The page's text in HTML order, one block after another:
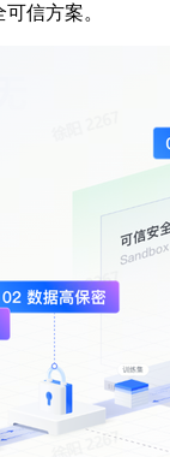
信方案。